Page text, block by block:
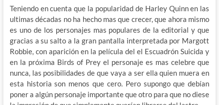
Teniendo en cuenta que la popularidad de Harley Quinn en las
ultimas décadas no ha hecho mas que crecer, que ahora mismo
es uno de los personajes mas populares de la editorial y que
gracias a su salto a la gran pantalla interpretada por Margott
Robbie, con aparición en la película del el Escuadrón Suicida y
en la próxima Birds of Prey el personaje es mas celebre que
nunca, las posibilidades de que vaya a ser ella quien muera en
esta historia son menos que cero. Pero supongo que debían
poner a algún personaje importante que otro para que no diese